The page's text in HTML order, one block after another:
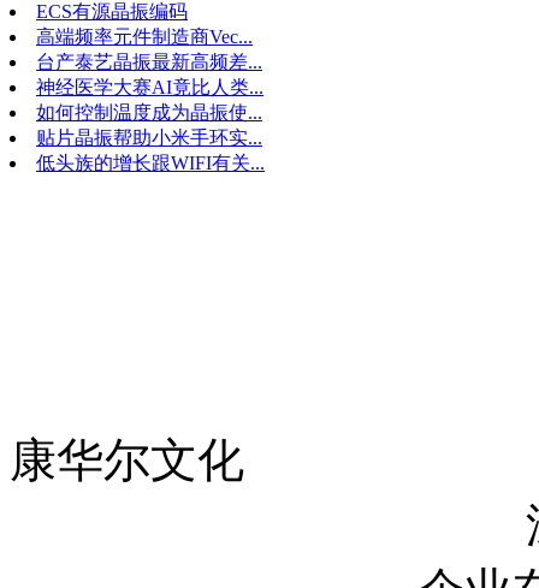
ECS有源晶振编码
高端频率元件制造商Vec...
台产泰艺晶振最新高频差...
神经医学大赛AI竟比人类...
如何控制温度成为晶振使...
贴片晶振帮助小米手环实...
低头族的增长跟WIFI有关...
康华尔文化